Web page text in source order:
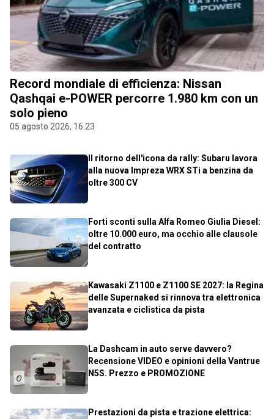
Record mondiale di efficienza: Nissan
Qashqai e-POWER percorre 1.980 km con un
solo pieno
05 agosto 2026, 16.23
Il ritorno dell'icona da rally: Subaru lavora
alla nuova Impreza WRX STi a benzina da
oltre 300 CV
Forti sconti sulla Alfa Romeo Giulia Diesel:
oltre 10.000 euro, ma occhio alle clausole
del contratto
Kawasaki Z1100 e Z1100 SE 2027: la Regina
delle Supernaked si rinnova tra elettronica
avanzata e ciclistica da pista
La Dashcam in auto serve davvero?
Recensione VIDEO e opinioni della Vantrue
N5S. Prezzo e PROMOZIONE
Prestazioni da pista e trazione elettrica: